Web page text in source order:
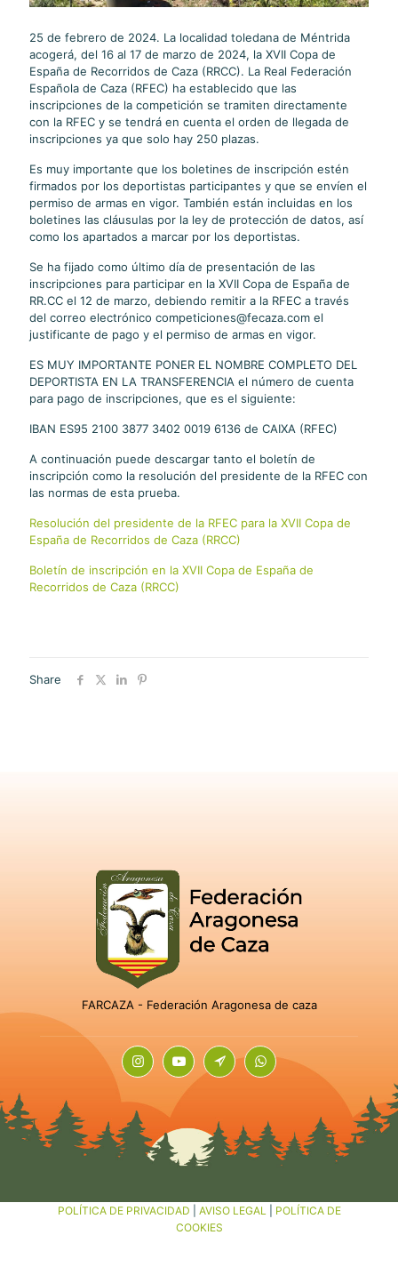
25 de febrero de 2024. La localidad toledana de Méntrida
acogerá, del 16 al 17 de marzo de 2024, la XVII Copa de
España de Recorridos de Caza (RRCC). La Real Federación
Española de Caza (RFEC) ha establecido que las
inscripciones de la competición se tramiten directamente
con la RFEC y se tendrá en cuenta el orden de llegada de
inscripciones ya que solo hay 250 plazas.
Es muy importante que los boletines de inscripción estén
firmados por los deportistas participantes y que se envíen el
permiso de armas en vigor. También están incluidas en los
boletines las cláusulas por la ley de protección de datos, así
como los apartados a marcar por los deportistas.
Se ha fijado como último día de presentación de las
inscripciones para participar en la XVII Copa de España de
RR.CC el 12 de marzo, debiendo remitir a la RFEC a través
del correo electrónico competiciones@fecaza.com el
justificante de pago y el permiso de armas en vigor.
ES MUY IMPORTANTE PONER EL NOMBRE COMPLETO DEL
DEPORTISTA EN LA TRANSFERENCIA el número de cuenta
para pago de inscripciones, que es el siguiente:
IBAN ES95 2100 3877 3402 0019 6136 de CAIXA (RFEC)
A continuación puede descargar tanto el boletín de
inscripción como la resolución del presidente de la RFEC con
las normas de esta prueba.
Resolución del presidente de la RFEC para la XVII Copa de
España de Recorridos de Caza (RRCC)
Boletín de inscripción en la XVII Copa de España de
Recorridos de Caza (RRCC)
Share
FARCAZA - Federación Aragonesa de caza
POLÍTICA DE PRIVACIDAD AVISO LEGAL
POLÍTICA DE
COOKIES